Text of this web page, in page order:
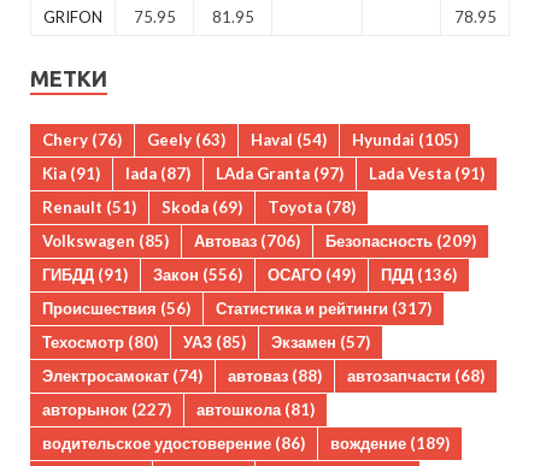
GRIFON
75.95 81.95 78.95
МЕТКИ
Chery (76) Geely (63) Haval (54) Hyundai (105)
Kia (91) lada (87) LAda Granta (97) Lada Vesta (91)
Renault (51) Skoda (69) Toyota (78)
Volkswagen (85) Автоваз (706) Безопасность (209)
ГИБДД (91) Закон (556) ОСАГО (49) ПДД (136)
Происшествия (56) Статистика и рейтинги (317)
Техосмотр (80) УАЗ (85) Экзамен (57)
Электросамокат (74) автоваз (88) автозапчасти (68)
авторынок (227) автошкола(81)
водительское удостоверение (86) вождение (189)